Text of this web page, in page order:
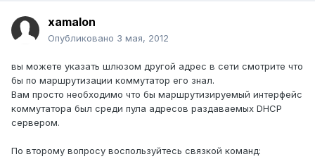
xamalon
Опубликовано 3 мая, 2012
вы можете указать шлюзом другой адрес в сети смотрите что
бы по маршрутизации коммутатор его знал.
Вам просто необходимо что бы маршрутизируемый интерфейс
коммутатора был среди пула адресов раздаваемых DHCP
сервером.
По второму вопросу воспользуйтесь связкой команд: